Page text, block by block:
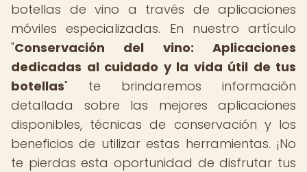
botellas de vino a través de aplicaciones
móviles especializadas. En nuestro artículo
"Conservación del vino: Aplicaciones
dedicadas al cuidado y la vida útil de tus
botellas" te brindaremos información
detallada sobre las mejores aplicaciones
disponibles, técnicas de conservación y los
beneficios de utilizar estas herramientas. ¡No
te pierdas esta oportunidad de disfrutar tus